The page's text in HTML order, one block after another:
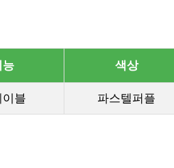
능 색상
블 파스텔퍼플